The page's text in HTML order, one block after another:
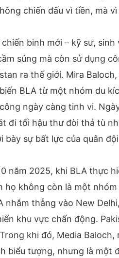
chiến đấu vì tiền, mà
binh mới – kỹ sư,
súng mà còn sử dụng
ra thế giới. Mira
BLA từ một nhóm du
ngày càng tinh vi.
đi tối hậu thư đòi thả tù
bày sự bất lực của quân
năm 2025, khi BLA thực
họ không còn là một
nhắm thẳng vào New
khu vực chấn động.
khi đó, Media
biểu tượng, nhưng là một